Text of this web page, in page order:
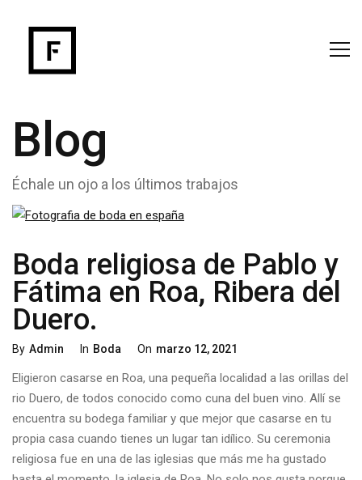
Blog
Échale un ojo a los últimos trabajos
Boda religiosa de Pablo y
Fátima en Roa, Ribera del
Duero.
By Admin In Boda On Marzo 12, 2021
Eligieron casarse en Roa, una pequeña localidad a las orillas del
rio Duero, de todos conocido como cuna del buen vino. Allí se
encuentra su bodega familiar y que mejor que casarse en tu
propia casa cuando tienes un lugar tan idílico. Su ceremonia
religiosa fue en una de las iglesias que más me ha gustado